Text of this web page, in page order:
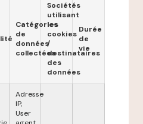
Catégories
de
données
collectées
Sociétés
utilisant
les
cookies
/
destinataires
des
données
Durée
de
vie
Adresse
IP,
User